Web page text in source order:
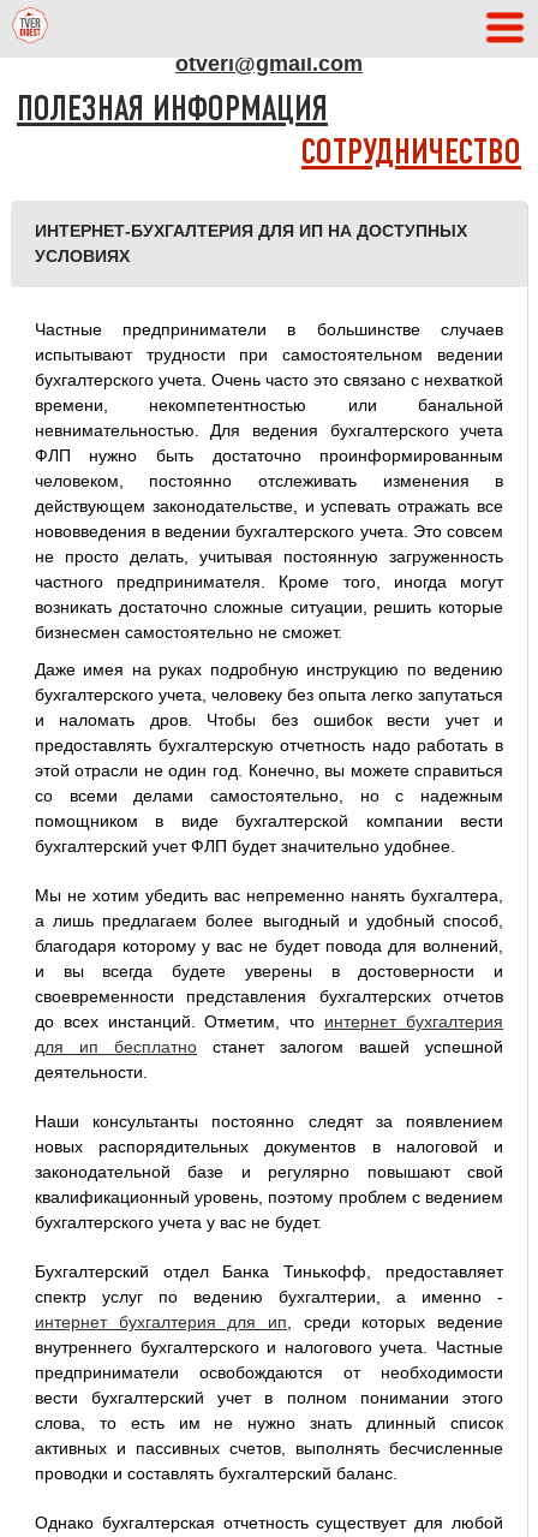
otveri@gmail.com
ПОЛЕЗНАЯ ИНФОРМАЦИЯ
СОТРУДНИЧЕСТВО
ИНТЕРНЕТ-БУХГАЛТЕРИЯ ДЛЯ ИП НА ДОСТУПНЫХ
УСЛОВИЯХ
Частные предприниматели в большинстве случаев
испытывают трудности при самостоятельном ведении
бухгалтерского учета. Очень часто это связано с нехваткой
времени, некомпетентностью или банальной
невнимательностью. Для ведения бухгалтерского учета
ФЛП нужно быть достаточно проинформированным
человеком, постоянно отслеживать изменения в
действующем законодательстве, и успевать отражать все
нововведения в ведении бухгалтерского учета. Это совсем
не просто делать, учитывая постоянную загруженность
частного предпринимателя. Кроме того, иногда могут
возникать достаточно сложные ситуации, решить которые
бизнесмен самостоятельно не сможет.
Даже имея на руках подробную инструкцию по ведению
бухгалтерского учета, человеку без опыта легко запутаться
и наломать дров. Чтобы без ошибок вести учет и
предоставлять бухгалтерскую отчетность надо работать в
этой отрасли не один год. Конечно, вы можете справиться
со всеми делами самостоятельно, но с надежным
помощником в виде бухгалтерской компании вести
бухгалтерский учет ФЛП будет значительно удобнее.
Мы не хотим убедить вас непременно нанять бухгалтера,
а лишь предлагаем более выгодный и удобный способ,
благодаря которому у вас не будет повода для волнений,
и вы всегда будете уверены в достоверности и
своевременности представления бухгалтерских отчетов
до всех инстанций. Отметим, что интернет бухгалтерия
для ип бесплатностанет залогом вашей успешной
деятельности.
Наши консультанты постоянно следят за появлением
новых распорядительных документов в налоговой и
законодательной базе и регулярно повышают свой
квалификационный уровень, поэтому проблем с ведением
бухгалтерского учета у вас не будет.
Бухгалтерский отдел Банка Тинькофф, предоставляет
спектр услуг по ведению бухгалтерии, а именно -
интернет бухгалтерия для ип , среди которых ведение
внутреннего бухгалтерского и налогового учета. Частные
предприниматели освобождаются от необходимости
вести бухгалтерский учет в полном понимании этого
слова, то есть им не нужно знать длинный список
активных и пассивных счетов, выполнять бесчисленные
проводки и составлять бухгалтерский баланс.
Однако бухгалтерская отчетность существует для любой